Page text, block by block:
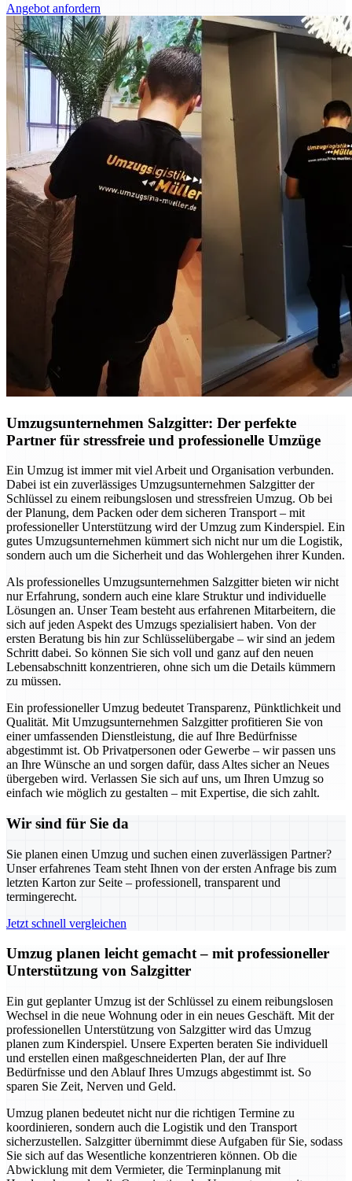
Angebot anfordern
Umzugsunternehmen Salzgitter: Der perfekte
Partner für stressfreie und professionelle Umzüge
Ein Umzug ist immer mit viel Arbeit und Organisation verbunden.
Dabei ist ein zuverlässiges Umzugsunternehmen Salzgitter der
Schlüssel zu einem reibungslosen und stressfreien Umzug. Ob bei
der Planung, dem Packen oder dem sicheren Transport – mit
professioneller Unterstützung wird der Umzug zum Kinderspiel. Ein
gutes Umzugsunternehmen kümmert sich nicht nur um die Logistik,
sondern auch um die Sicherheit und das Wohlergehen ihrer Kunden.
Als professionelles Umzugsunternehmen Salzgitter bieten wir nicht
nur Erfahrung, sondern auch eine klare Struktur und individuelle
Lösungen an. Unser Team besteht aus erfahrenen Mitarbeitern, die
sich auf jeden Aspekt des Umzugs spezialisiert haben. Von der
ersten Beratung bis hin zur Schlüsselübergabe – wir sind an jedem
Schritt dabei. So können Sie sich voll und ganz auf den neuen
Lebensabschnitt konzentrieren, ohne sich um die Details kümmern
zu müssen.
Ein professioneller Umzug bedeutet Transparenz, Pünktlichkeit und
Qualität. Mit Umzugsunternehmen Salzgitter profitieren Sie von
einer umfassenden Dienstleistung, die auf Ihre Bedürfnisse
abgestimmt ist. Ob Privatpersonen oder Gewerbe – wir passen uns
an Ihre Wünsche an und sorgen dafür, dass Altes sicher an Neues
übergeben wird. Verlassen Sie sich auf uns, um Ihren Umzug so
einfach wie möglich zu gestalten – mit Expertise, die sich zahlt.
Wir sind für Sie da
Sie planen einen Umzug und suchen einen zuverlässigen Partner?
Unser erfahrenes Team steht Ihnen von der ersten Anfrage bis zum
letzten Karton zur Seite – professionell, transparent und
termingerecht.
Jetzt schnell vergleichen
Umzug planen leicht gemacht – mit professioneller
Unterstützung von Salzgitter
Ein gut geplanter Umzug ist der Schlüssel zu einem reibungslosen
Wechsel in die neue Wohnung oder in ein neues Geschäft. Mit der
professionellen Unterstützung von Salzgitter wird das Umzug
planen zum Kinderspiel. Unsere Experten beraten Sie individuell
und erstellen einen maßgeschneiderten Plan, der auf Ihre
Bedürfnisse und den Ablauf Ihres Umzugs abgestimmt ist. So
sparen Sie Zeit, Nerven und Geld.
Umzug planen bedeutet nicht nur die richtigen Termine zu
koordinieren, sondern auch die Logistik und den Transport
sicherzustellen. Salzgitter übernimmt diese Aufgaben für Sie, sodass
Sie sich auf das Wesentliche konzentrieren können. Ob die
Abwicklung mit dem Vermieter, die Terminplanung mit